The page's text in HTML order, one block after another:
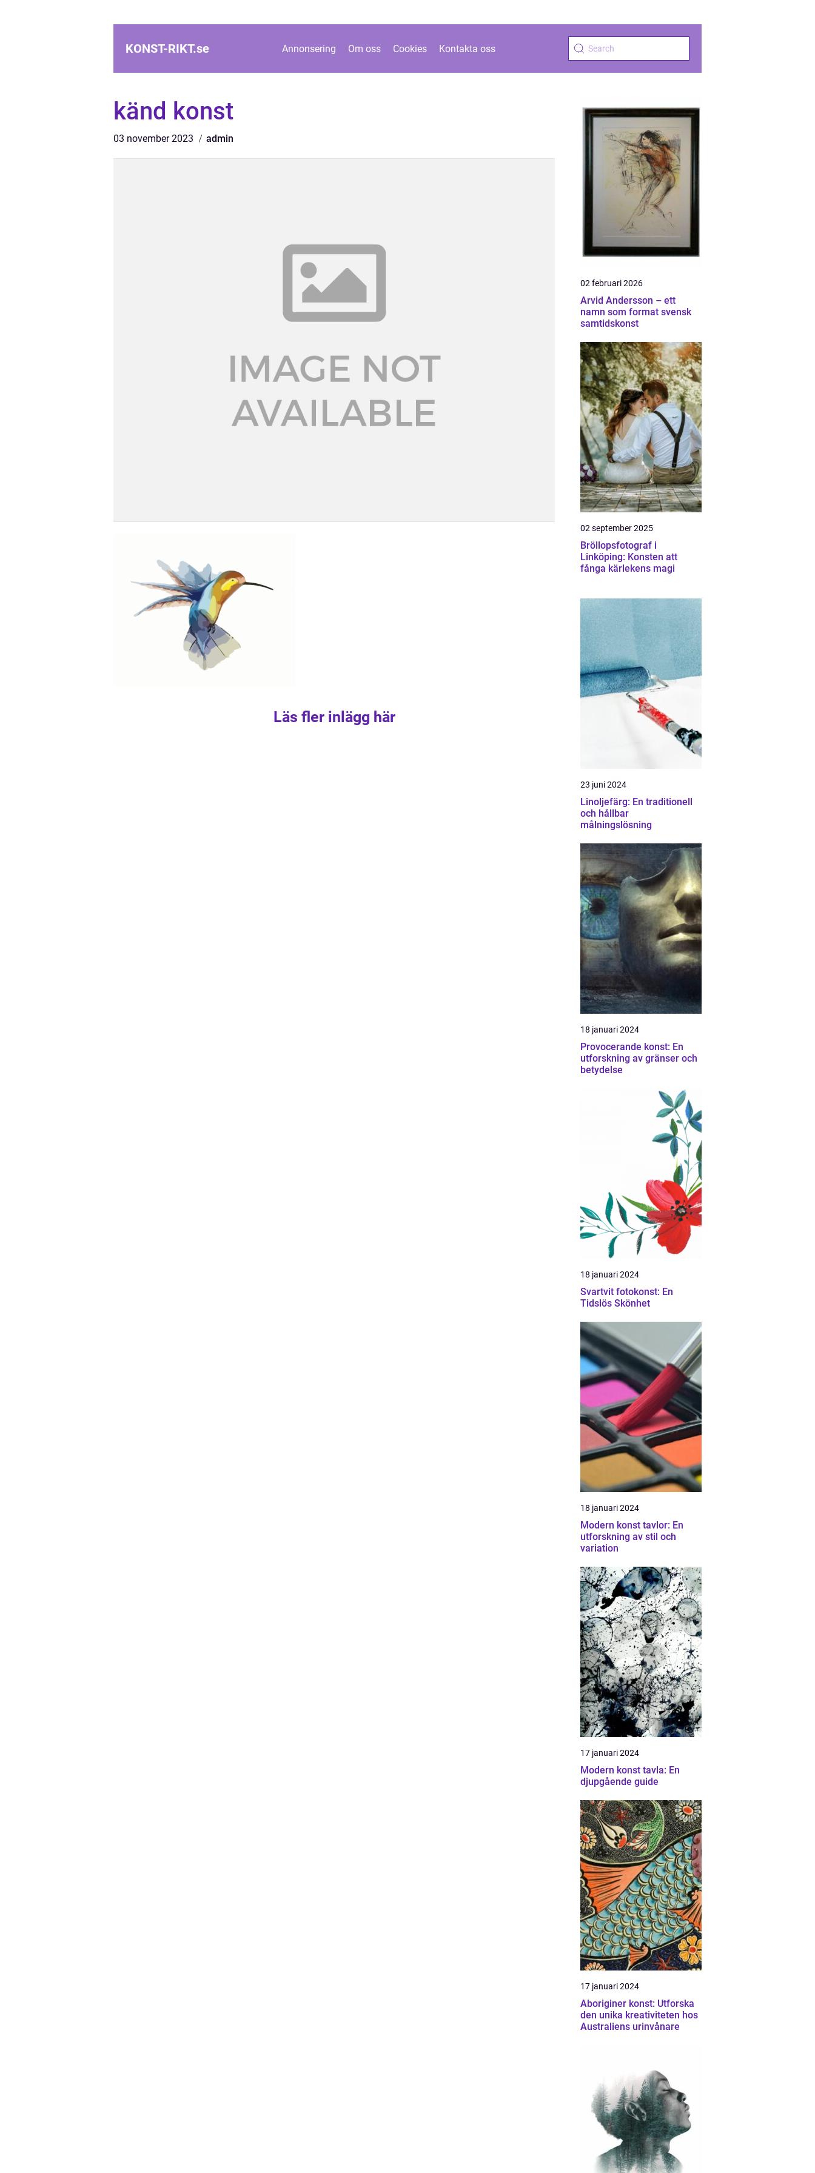
KONST-RIKT.se Annonsering Om oss Cookies Kontakta oss
känd konst
03 november 2023 admin
Läs fler inlägg här
02 februari 2026
Arvid Andersson – ett
namn som format svensk
samtidskonst
02 september 2025
Bröllopsfotograf i
Linköping: Konsten att
fånga kärlekens magi
23 juni 2024
Linoljefärg: En traditionell
och hållbar
målningslösning
18 januari 2024
Provocerande konst: En
utforskning av gränser och
betydelse
18 januari 2024
Svartvit fotokonst: En
Tidslös Skönhet
18 januari 2024
Modern konst tavlor: En
utforskning av stil och
variation
17 januari 2024
Modern konst tavla: En
djupgående guide
17 januari 2024
Aboriginer konst: Utforska
den unika kreativiteten hos
Australiens urinvånare